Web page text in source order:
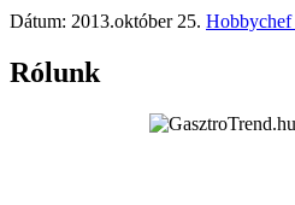
Dátum: 2013.október 25. Hobbychef
Rólunk